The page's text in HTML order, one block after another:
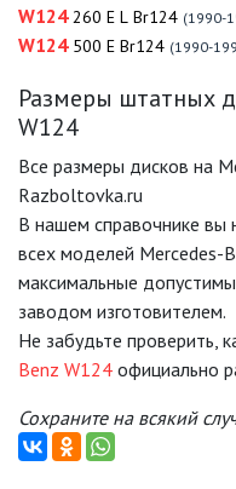
W124260 E L Br124 (1990-
W124 500 E Br124 (1990-
Размеры штатных
W124
Все размеры дисков на
Razboltovka.ru
В нашем справочнике вы
всех моделей Mercedes-
максимальные
заводом изготовителем.
Не забудьте проверить,
Benz W124 официально
Сохраните на всякий